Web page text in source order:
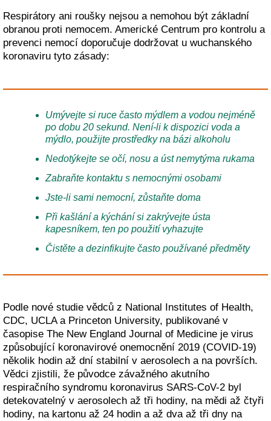
Respirátory ani roušky nejsou a nemohou být základní
obranou proti nemocem. Americké Centrum pro kontrolu a
prevenci nemocí doporučuje dodržovat u wuchanského
koronaviru tyto zásady:
Umývejte si ruce často mýdlem a vodou nejméně
po dobu 20 sekund. Není-li k dispozici voda a
mýdlo, použijte prostředky na bázi alkoholu
Nedotýkejte se očí, nosu a úst nemytýma rukama
Zabraňte kontaktu s nemocnými osobami
Jste-li sami nemocní, zůstaňte doma
Při kašlání a kýchání si zakrývejte ústa
kapesníkem, ten po použití vyhazujte
Čistěte a dezinfikujte často používané předměty
Podle nové studie vědců z National Institutes of Health,
CDC, UCLA a Princeton University, publikované v
časopise The New England Journal of Medicine je virus
způsobující koronavirové onemocnění 2019 (COVID-19)
několik hodin až dní stabilní v aerosolech a na površích.
Vědci zjistili, že původce závažného akutního
respiračního syndromu koronavirus SARS-CoV-2 byl
detekovatelný v aerosolech až tři hodiny, na mědi až čtyři
hodiny, na kartonu až 24 hodin a až dva až tři dny na